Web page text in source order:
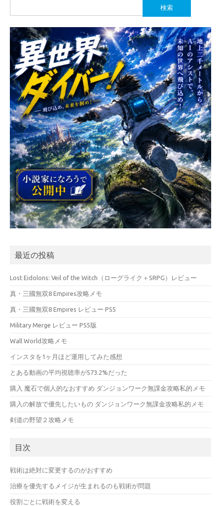
索:
最近の投稿
Lost Eidolons: Veil of the Witch（ローグライク＋SRPG）レビュー
真・三國無双8 Empires攻略メモ
真・三國無双8 Empires レビュー PS5
Military Merge レビュー PS5版
Wall World攻略メモ
インスタを1ヶ月ほど運用してみた感想
とある動画の平均視聴率が573.2%だった
購入 魔石で個人的なおすすめ ダンジョンワーク無課金攻略私的メモ
購入の解放で優先したいもの ダンジョンワーク無課金攻略私的メモ
剣道の野望２攻略メモ
目次
戦術は絶対に変更するのがおすすめ
治療を優先するメイジが生まれるのも戦術が問題
役割ごとに戦術を変える